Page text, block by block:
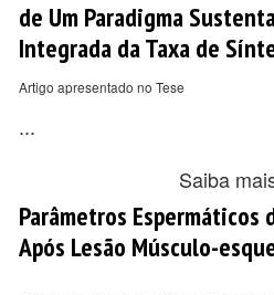
de Um Paradigma
Integrada da Taxa de
Artigo apresentado no Tese
...
Saiba
Parâmetros Espermáticos
Após Lesão Músculo-